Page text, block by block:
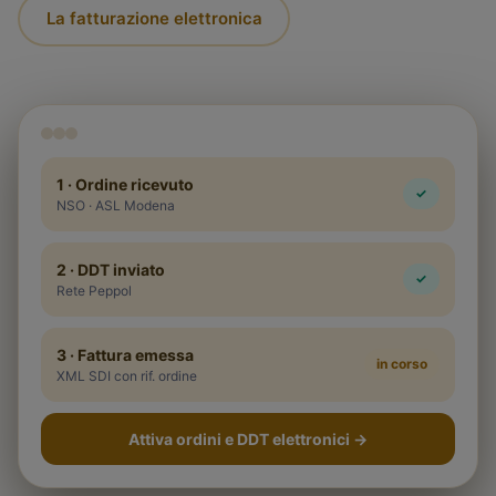
La fatturazione elettronica
1 · Ordine ricevuto
NSO · ASL Modena
✓
2 · DDT inviato
Rete Peppol
✓
3 · Fattura emessa
XML SDI con rif. ordine
in corso
Attiva ordini e DDT elettronici →